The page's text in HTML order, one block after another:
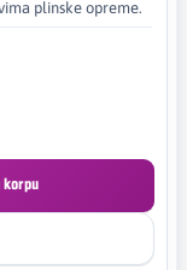
plinske opreme.
korpu